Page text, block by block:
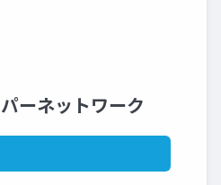
ーネットワーク